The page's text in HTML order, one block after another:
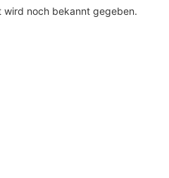
wird noch bekannt gegeben.